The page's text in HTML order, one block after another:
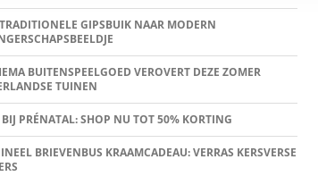
GIPSBUIK NAAR MODERN
BUITENSPEELGOED VEROVERT DEZE ZOMER
TUINEN
BIJ PRÉNATAL: SHOP NU TOT 50% KORTING
BRIEVENBUS KRAAMCADEAU: VERRAS KERSVERSE